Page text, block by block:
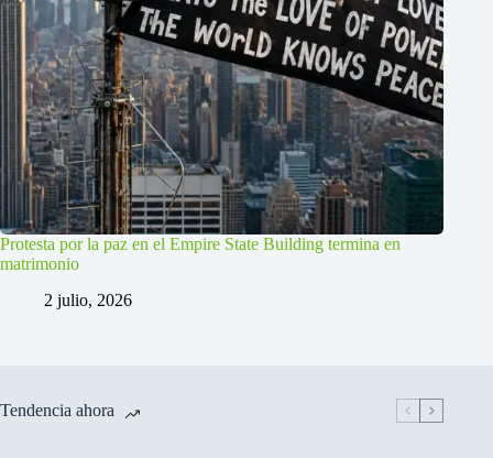
Protesta por la paz en el Empire State Building termina en
matrimonio
2 julio, 2026
Tendencia ahora